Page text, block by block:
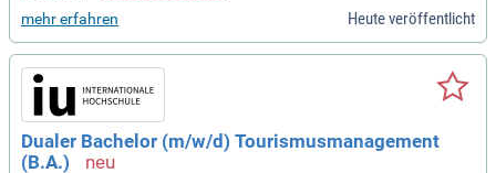
OSB); Fitnesstrainer C, B, A (dflv); Ernährungsberater (ESAB
Zertifikat); KMK Fremdsprachenzertifikat
mehr erfahren Heute veröffentlicht
Dualer Bachelor (m/w/d) Tourismusmanagement
(B.A.)